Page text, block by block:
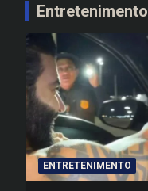
Entretenimento
ENTRETENIMENTO